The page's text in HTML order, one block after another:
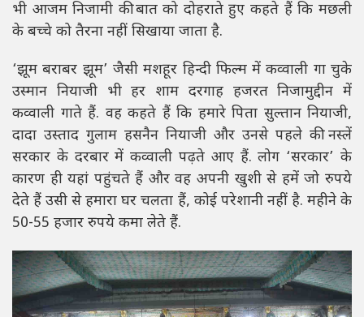
भी आजम निजामी की बात को दोहराते हुए कहते हैं कि मछली
के बच्चे को तैरना नहीं सिखाया जाता है.
‘झूम बराबर झूम’ जैसी मशहूर हिन्दी फिल्म में कव्वाली गा चुके
उस्मान नियाजी भी हर शाम दरगाह हजरत निजामुद्दीन में
कव्वाली गाते हैं. वह कहते हैं कि हमारे पिता सुल्तान नियाजी,
दादा उस्ताद गुलाम हसनैन नियाजी और उनसे पहले की नस्लें
सरकार के दरबार में कव्वाली पढ़ते आए हैं. लोग ‘सरकार’ के
कारण ही यहां पहुंचते हैं और वह अपनी खुशी से हमें जो रुपये
देते हैं उसी से हमारा घर चलता हैं, कोई परेशानी नहीं है. महीने के
50-55 हजार रुपये कमा लेते हैं.